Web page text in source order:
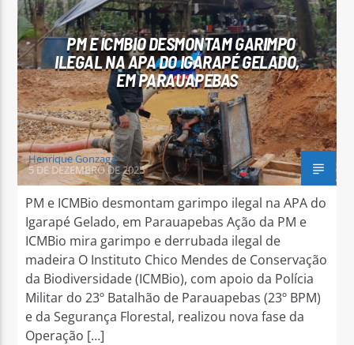
Arara Azul FM
PM E ICMBIO DESMONTAM GARIMPO
ILEGAL NA APA DO IGARAPÉ GELADO,
EM PARAUAPEBAS
Henrique Gonzaga
5 DE DEZEMBRO DE 2025
PM e ICMBio desmontam garimpo ilegal na APA do
Igarapé Gelado, em Parauapebas Ação da PM e
ICMBio mira garimpo e derrubada ilegal de
madeira O Instituto Chico Mendes de Conservação
da Biodiversidade (ICMBio), com apoio da Polícia
Militar do 23º Batalhão de Parauapebas (23º BPM)
e da Segurança Florestal, realizou nova fase da
Operação […]